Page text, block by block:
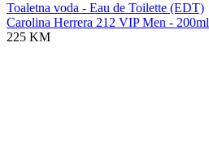
Toaletna voda - Eau de Toilette (EDT)
Carolina Herrera 212 VIP Men - 200ml
225 KM